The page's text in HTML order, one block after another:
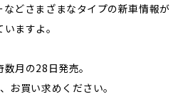
どさまざまなタイプの新車情報が
ますよ。
月の28日発売。
お買い求めください。